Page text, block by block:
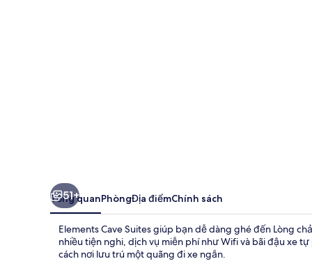
51+
Tổng quanPhòngĐịa điểmChính sách
Elements Cave Suites giúp bạn dễ dàng ghé đến Lòng
nhiều tiện nghi, dịch vụ miễn phí như Wifi và bãi đậu xe
cách nơi lưu trú một quãng đi xe ngắn.